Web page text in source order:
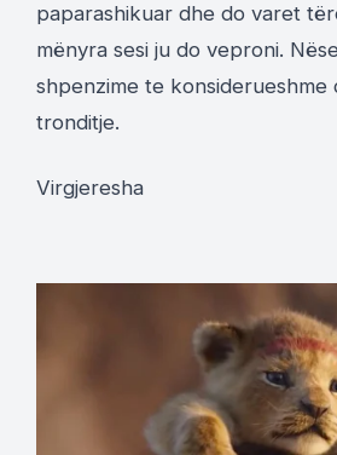
paparashikuar dhe do varet
mënyra sesi ju do veproni.
shpenzime te konsiderueshme
tronditje.
Virgjeresha